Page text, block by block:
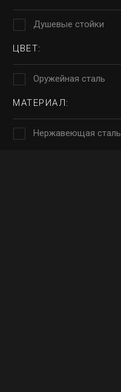
Душевые стойки
ЦВЕТ:
Оружейная сталь
МАТЕРИАЛ:
Нержавеющая сталь